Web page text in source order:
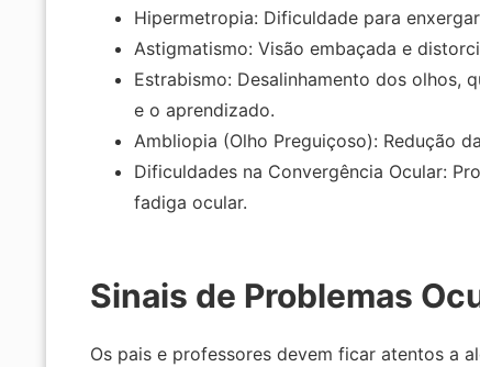
Hipermetropia: Dificuldade para
Astigmatismo: Visão embaçada e
Estrabismo: Desalinhamento dos olhos,
e o aprendizado.
Ambliopia (Olho Preguiçoso): Redução
Dificuldades na Convergência Ocular:
fadiga ocular.
Sinais de Problemas
Os pais e professores devem ficar atentos a